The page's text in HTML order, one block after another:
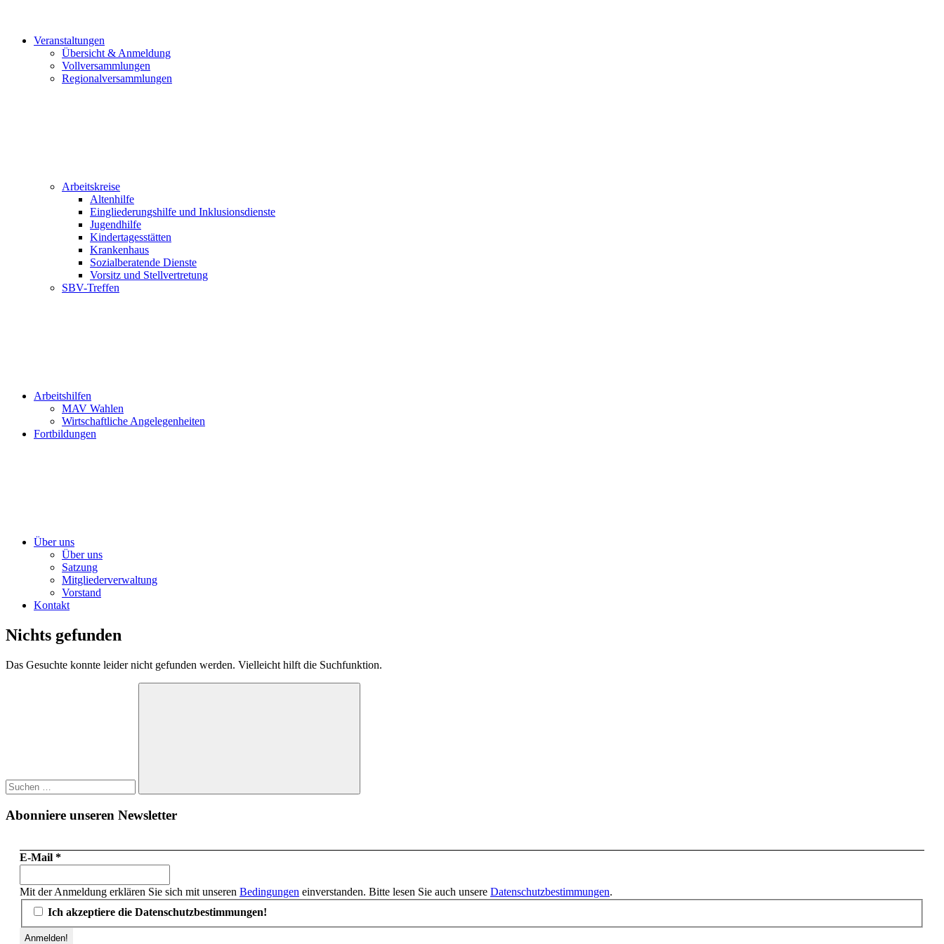
Veranstaltungen
Übersicht & Anmeldung
Vollversammlungen
Regionalversammlungen
Arbeitskreise
Altenhilfe
Eingliederungshilfe und Inklusionsdienste
Jugendhilfe
Kindertagesstätten
Krankenhaus
Sozialberatende Dienste
Vorsitz und Stellvertretung
SBV-Treffen
Arbeitshilfen
MAV Wahlen
Wirtschaftliche Angelegenheiten
Fortbildungen
Über uns
Über uns
Satzung
Mitgliederverwaltung
Vorstand
Kontakt
Nichts gefunden
Das Gesuchte konnte leider nicht gefunden werden. Vielleicht hilft die Suchfunktion.
Suchen
Abonniere unseren Newsletter
E-Mail *
Mit der Anmeldung erklären Sie sich mit unseren Bedingungen einverstanden. Bitte lesen Sie auch unsere Datenschutzbestimmungen.
Ich akzeptiere die Datenschutzbestimmungen!